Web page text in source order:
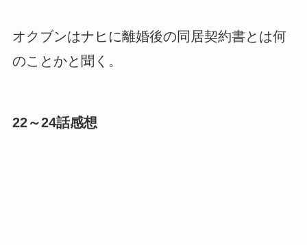
オクブンはナヒに離婚後の同居契約書とは何
のことかと聞く。
22～24話感想